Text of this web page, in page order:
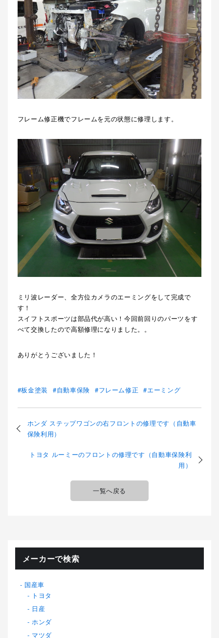
フレーム修正機でフレームを元の状態に修理します。
ミリ波レーダー、全方位カメラのエーミングをして完成で
す！
スイフトスポーツは部品代が高い！今回前回りのパーツをす
べて交換したので高額修理になりました。。
ありがとうございました！
板金塗装 自動車保険 フレーム修正 エーミング
ホンダ ステップワゴンの右フロントの修理です（自動車
保険利用）
トヨタ ルーミーのフロントの修理です（自動車保険利
用）
一覧へ戻る
メーカーで検索
国産車
トヨタ
日産
ホンダ
マツダ